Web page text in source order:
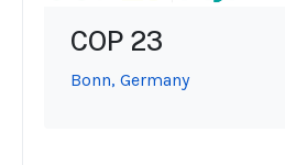
COP 23
Bonn, Germany